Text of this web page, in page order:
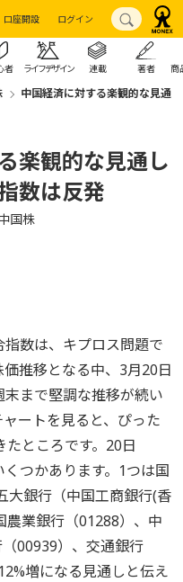
口座開設 ログイン
者 ライフデザイン 連載 著者 商
中国経済に対する楽観的な見通
楽観的な見通し
数は反発
国株
数は、キプロス問題で
推移となる中、3月20日
末まで堅調な推移が続い
ートを見ると、ぴった
ところです。20日
くつかあります。1つは国
大銀行（中国工商銀行(香
業銀行（01288）、中
00939）、交通銀行
増になる見通しと伝え